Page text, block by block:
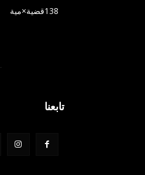
قضية×مية138
تابعنا